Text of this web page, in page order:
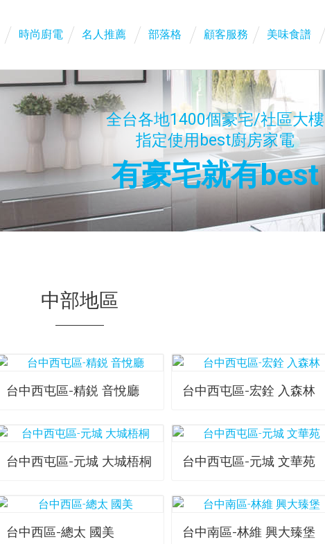
時尚廚電 名人推薦 部落格 顧客服務 美味食譜
全台各地1400個豪宅/社區大樓
指定使用best廚房家電
有豪宅就有best
中部地區
台中西屯區-精鋭 音悅廳 台中西屯區-宏銓 入森林
台中西屯區-元城 大城梧桐 台中西屯區-元城 文華苑
台中西區-總太 國美 台中南區-林維 興大臻堡